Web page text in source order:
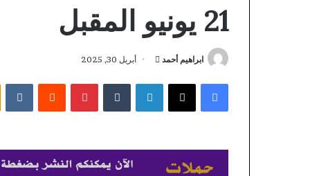
21 يونيو المقبل
ابراهيم أحمد
أرسل
إلكترونيا
أبريل 30, 2025
فيسبوكX لينكدإن بينتيريست
جراحات